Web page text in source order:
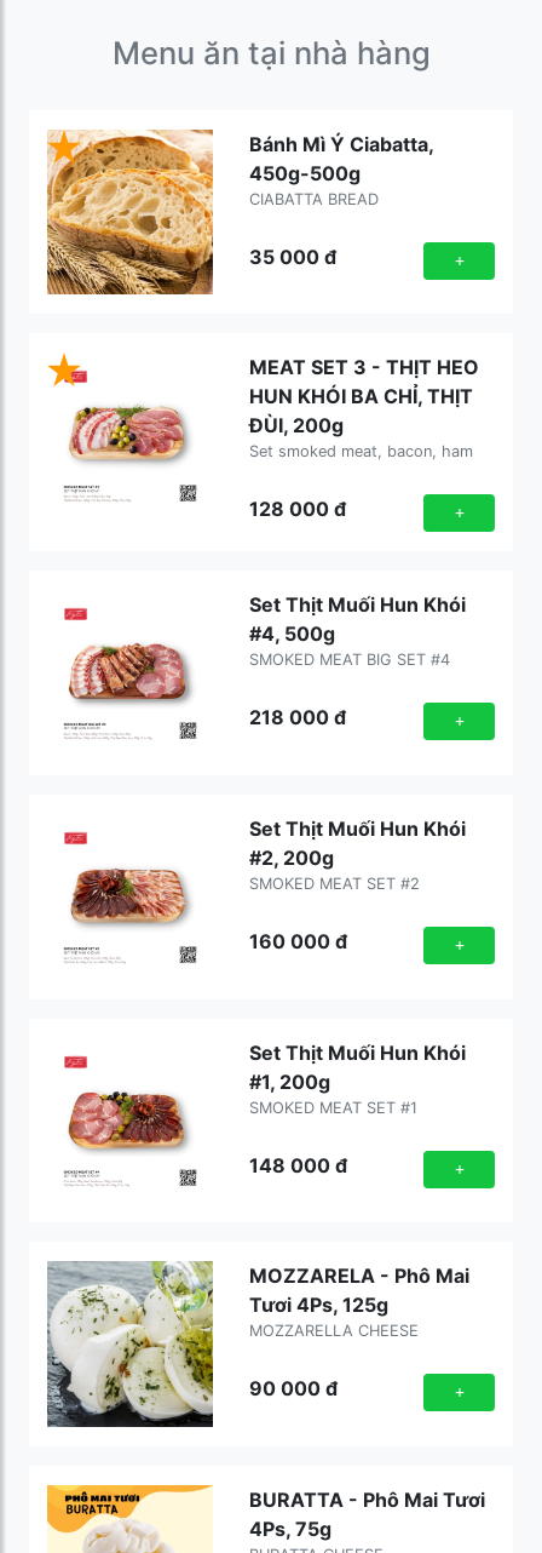
Menu ăn tại nhà hàng
Bánh Mì Ý Ciabatta,
450g-500g
CIABATTA BREAD
35 000đ +
MEAT SET 3 - THỊT HEO
HUN KHÓI BA CHỈ, THỊT
ĐÙI, 200g
Set smoked meat, bacon, ham
128 000đ +
Set Thịt Muối Hun Khói
#4, 500g
SMOKED MEAT BIG SET #4
218 000đ +
Set Thịt Muối Hun Khói
#2, 200g
SMOKED MEAT SET #2
160 000đ +
Set Thịt Muối Hun Khói
#1, 200g
SMOKED MEAT SET #1
148 000đ +
MOZZARELA - Phô Mai
Tươi 4Ps, 125g
MOZZARELLA CHEESE
90 000đ +
BURATTA - Phô Mai Tươi
4Ps, 75g